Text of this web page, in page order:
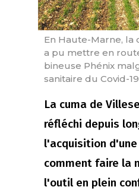
En Haute-Marne, la
a pu mettre en
bineuse Phénix
sanitaire du Covid-
La cuma de
réfléchi depuis
l'acquisition
comment faire la
l'outil en plein